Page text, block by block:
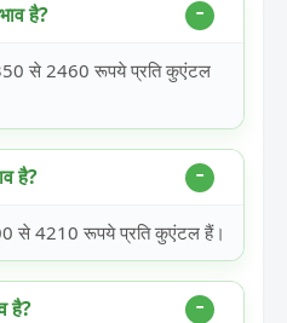
है?
से 2460 रूपये प्रति कुएंटल
है?
से 4210 रूपये प्रति कुएंटल हैं।
है?